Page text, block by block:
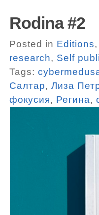
Rodina #2
Posted in Editions
research, Self
Tags:
Салтар, Лиза
фокусия, Регина,